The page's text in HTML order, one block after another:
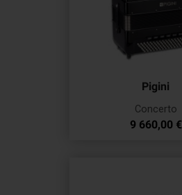
Pigini
Concerto
Prix
9 660,00 €